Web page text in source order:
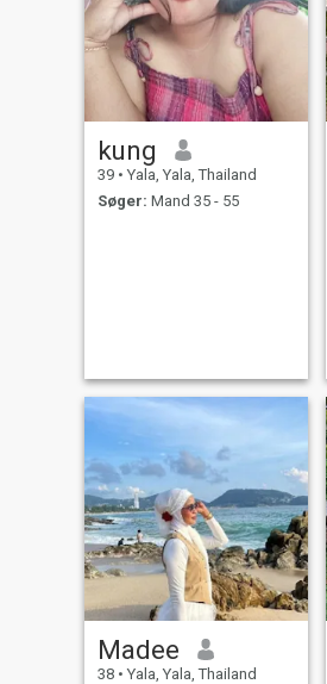
kung
39 • Yala, Yala, Thailand
Søger: Mand 35 - 55
Madee
38 • Yala, Yala, Thailand